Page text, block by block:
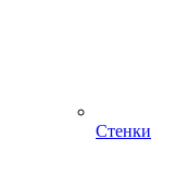
Стенки